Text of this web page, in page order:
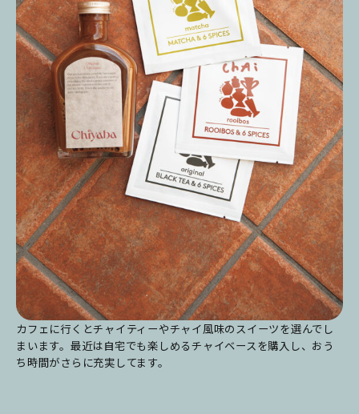
カフェに行くとチャイティーやチャイ風味のスイーツを選んでし
まいます。最近は自宅でも楽しめるチャイベースを購入し、おう
ち時間がさらに充実してます。